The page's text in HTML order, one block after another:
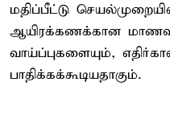
மதிப்பீட்டு
ஆயிரக்கணக்கான
வாய்ப்புகளையும்,
பாதிக்கக்கூடியதாகும்.